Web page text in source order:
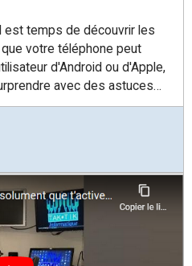
est temps de découvrir les
votre téléphone peut
d'Android ou d'Apple,
avec des astuces
Dans cet article, nous
le meilleur parti de ces
celles qui ajoutent une
quotidienne.